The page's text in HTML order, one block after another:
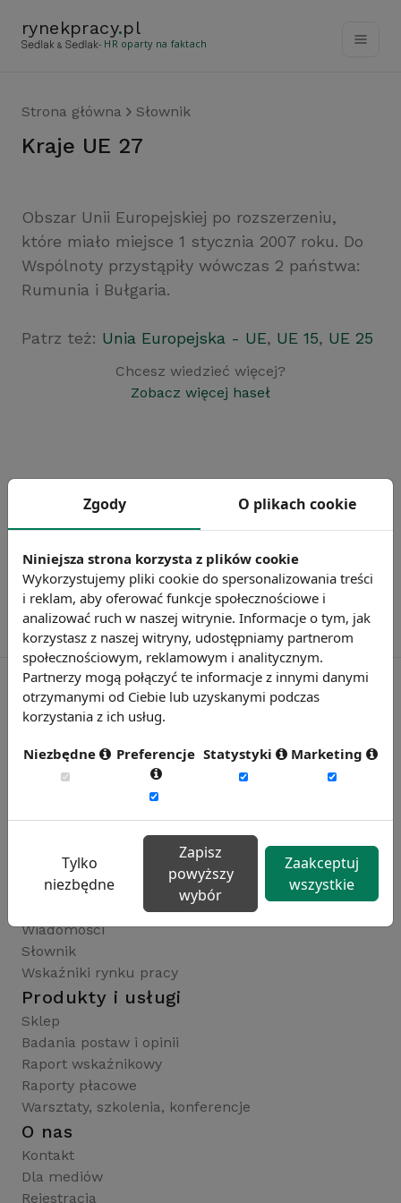
rynekpracy.pl
- HR oparty na faktach
Strona główna Słownik
kraje UE 27
Obszar Unii Europejskiej po rozszerzeniu,
które miało miejsce 1 stycznia 2007 roku. Do
Wspólnoty przystąpiły wówczas 2 państwa:
Rumunia i Bułgaria.
Patrz też: Unia Europejska - UE, UE 15, UE 25
Chcesz wiedzieć więcej?
Zobacz więcej haseł
Rynekpracy.pl
sedlak.pl
wynagrodzenia.pl
badaniaHR.pl
kfw.sedlak.pl
Publikacje i wskaźniki
Wiadomości
Słownik
Wskaźniki rynku pracy
Produkty i usługi
Sklep
Badania postaw i opinii
Raport wskaźnikowy
Raporty płacowe
Warsztaty, szkolenia, konferencje
O nas
Kontakt
Dla mediów
Rejestracja
Zgody O plikach cookie
Niniejsza strona korzysta z plików cookie
Wykorzystujemy pliki cookie do spersonalizowania treści
i reklam, aby oferować funkcje społecznościowe i
analizować ruch w naszej witrynie. Informacje o tym, jak
korzystasz z naszej witryny, udostępniamy partnerom
społecznościowym, reklamowym i analitycznym.
Partnerzy mogą połączyć te informacje z innymi danymi
otrzymanymi od Ciebie lub uzyskanymi podczas
korzystania z ich usług.
Niezbędne Preferencje Statystyki Marketing
Tylko
niezbędne
Zapisz
powyższy
wybór
Zaakceptuj
wszystkie